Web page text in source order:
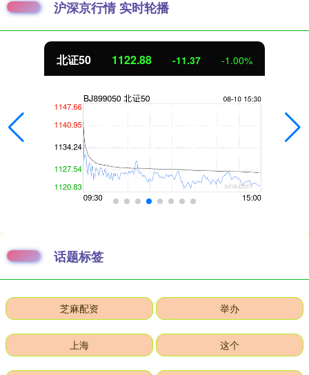
沪深京行情 实时轮播
北证50 1122.88 -11.37 -1.00%
话题标签
芝麻配资 举办
上海 这个